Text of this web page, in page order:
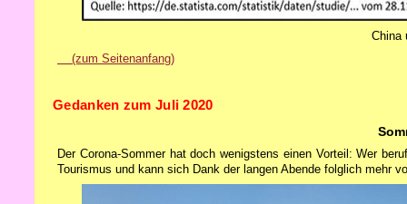
China
(zum Seitenanfang)
Gedanken zum Juli 2020
Der Corona-Sommer hat doch wenigstens einen Vorteil: Wer
Tourismus und kann sich Dank der langen Abende folglich mehr